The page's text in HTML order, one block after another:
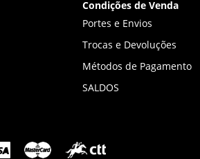
Condições de Venda
Portes e Envios
Trocas e Devoluções
Métodos de Pagamento
SALDOS